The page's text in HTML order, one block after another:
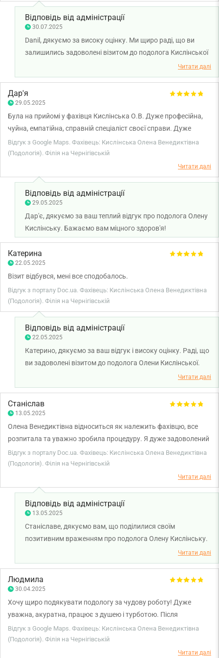
навчитися хоча б трошки поважати людей. Клініку оцінюю
найвищим балом, увагу і кваліфікацію Кислінської -
мінімальним, бо емпатія для медика - це базова опція.
КАТЕГОРИЧНО НЕ РАДЖУ пані Кислінську жодному пацієнту.
Відповідь від адміністрації
30.07.2025
Danil, дякуємо за високу оцінку. Ми щиро раді, що ви
залишились задоволені візитом до подолога Кислінської
Читати далі
Дар'я
29.05.2025
Була на прийомі у фахівця Кислінська О.В. Дуже професійна,
чуйна, емпатійна, справній спеціаліст своєї справи. Дуже
рекомендую.
Відгук з Google Maps. Фахівець: Кислінська Олена Венедиктівна
(Подологія). Філія на Чернігівській
Читати далі
Відповідь від адміністрації
29.05.2025
Дар'є, дякуємо за ваш теплий відгук про подолога Олену
Кислінську. Бажаємо вам міцного здоров'я!
Катерина
22.05.2025
Візит відбувся, мені все сподобалось.
Відгук з порталу Doc.ua. Фахівець: Кислінська Олена Венедиктівна
(Подологія). Філія на Чернігівській
Відповідь від адміністрації
22.05.2025
Катерино, дякуємо за ваш відгук і високу оцінку. Раді, що
ви задоволені візитом до подолога Олени Кислінської.
Читати далі
Станіслав
13.05.2025
Олена Венедиктівна відноситься як належить фахівцю, все
розпитала та уважно зробила процедуру. Я дуже задоволений
візитом.
Відгук з порталу Doc.ua. Фахівець: Кислінська Олена Венедиктівна
(Подологія). Філія на Чернігівській
Читати далі
Відповідь від адміністрації
13.05.2025
Станіславе, дякуємо вам, що поділилися своїм
позитивним враженням про подолога Олену Кислінську.
Читати далі
Людмила
30.04.2025
Хочу щиро подякувати подологу за чудову роботу! Дуже
уважна, акуратна, працює з душею і турботою. Після
процедури ноги виглядають доглянуто, шкіра м’яка, як у
немовляти. Атмосфера під час сеансу спокійна та приємна —
повне розслаблення. Я дуже задоволена і точно повернуся ще
Відгук з Google Maps. Фахівець: Кислінська Олена Венедиктівна
(Подологія). Філія на Чернігівській
Читати далі